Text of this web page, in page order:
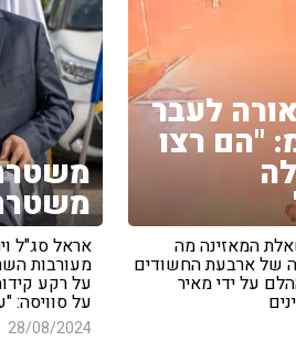
לעבר
"הם רצו
המאזינה מה
של ארבעת החשודים
על ידי מאיר
אראל סג"ל
מעורבות
על רקע
על סוויסה:
28/08/2024